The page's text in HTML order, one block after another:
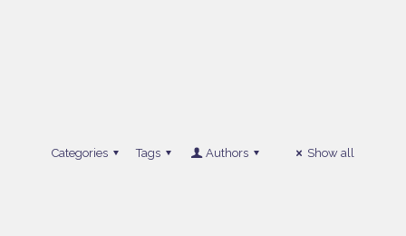
Categories Tags Authors Show all